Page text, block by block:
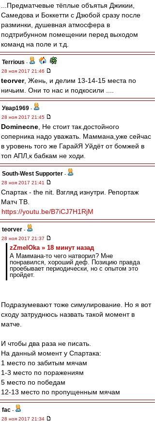
...Предматчевые тёплые объятья Джикии,
Самедова и Боккетти с Дзюбой сразу после
разминки, душевная атмосфера в
подтрибунном помещении перед выходом
команд на поле и т.д.
Terrious -
28 ноя 2017 21:46
teorver, Жень, и делим 13-14-15 места по
ничьим. Они то нас и подкосили ....
Увар1969 -
28 ноя 2017 21:45
Dominecne , Не стоит так.достойного
соперника надо уважать. Маммана,уже сейчас
в уровень того же ГарайЯ Уйдёт от бомжей в
топ АПЛ,к бабкам не ходи.
South-West Supporter -
28 ноя 2017 21:41
Спартак - the nit. Взгляд изнутри. Репортаж
Матч ТВ.
https://youtu.be/B7iCJ7H1RjM
teorver -
28 ноя 2017 21:37
zZmeIOka » 18 минут назад
А Маммана-то чего натворил? Мне
понравился, хороший деф. Позицию правда
проебывает периодически, но с опытом это
пройдет.
Подразумевают тоже симулирование. Но я вот
сходу затруднюсь назвать такой момент в
матче.
И чтобы два раза не писать.
На данный момент у Спартака:
1 место по забитым мячам
1-3 место по поражениям
5 место по победам
12-13 место по пропущенным мячам
fac -
28 ноя 2017 21:34